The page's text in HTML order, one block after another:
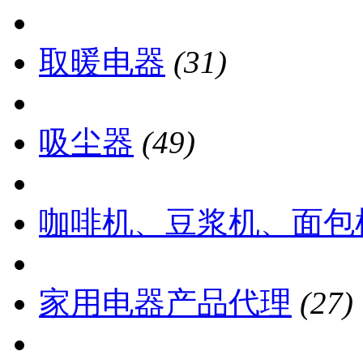
取暖电器 (31)
吸尘器 (49)
咖啡机、豆浆机、面包
家用电器产品代理 (27)